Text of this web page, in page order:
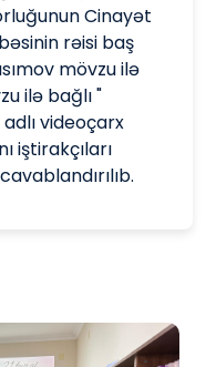
Cinayət
rəisi baş
mövzu ilə
ilə bağlı "
videoçarx
iştirakçıları